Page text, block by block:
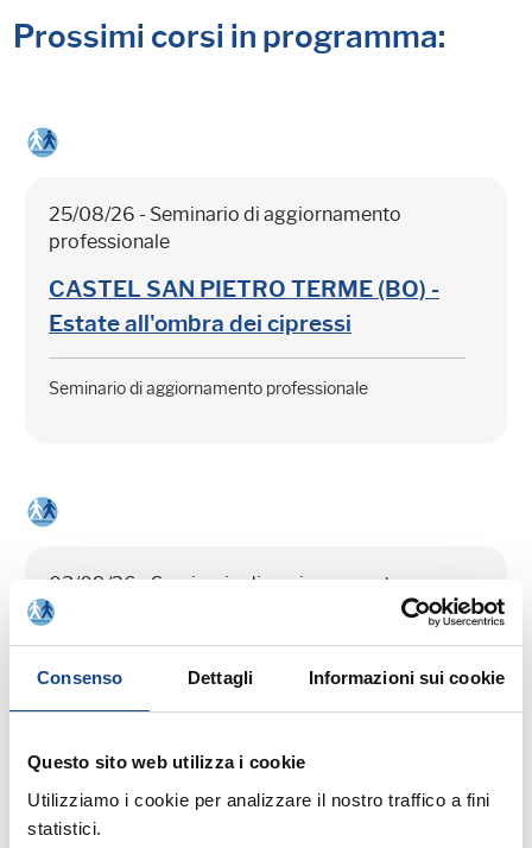
Consenso Dettagli Informazioni sui cookie
Questo sito web utilizza i cookie
Utilizziamo i cookie per analizzare il nostro traffico a fini
statistici.
Prossimi corsi in programma:
25/08/26 - Seminario di aggiornamento
professionale
CASTEL SAN PIETRO TERME (BO) -
Estate all'ombra dei cipressi
Seminario di aggiornamento professionale
03/09/26 - Seminario di aggiornamento
professionale
La cittadinanza italiana dopo la legge
Seminario di aggiornamento professionale